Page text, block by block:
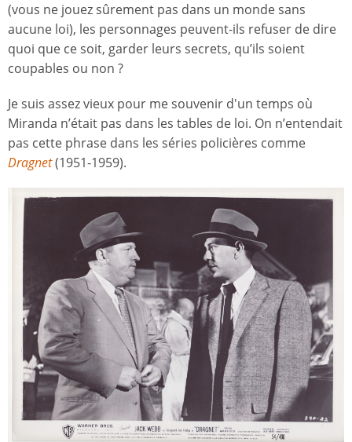
(vous ne jouez sûrement pas dans un monde sans
aucune loi), les personnages peuvent-ils refuser de dire
quoi que ce soit, garder leurs secrets, qu’ils soient
coupables ou non ?
Je suis assez vieux pour me souvenir d'un temps où
Miranda n’était pas dans les tables de loi. On n’entendait
pas cette phrase dans les séries policières comme
Dragnet(1951-1959).